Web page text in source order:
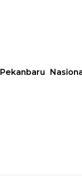
Pekanbaru